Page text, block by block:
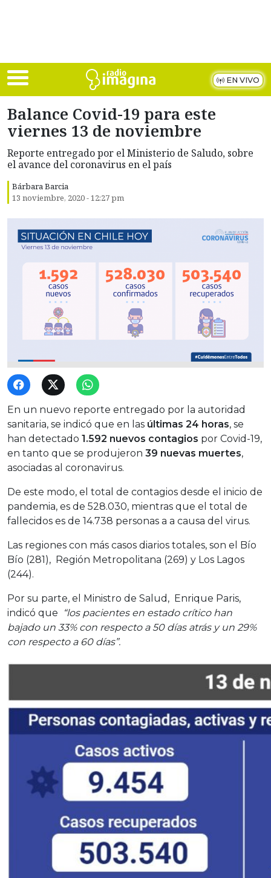
EN VIVO
Balance Covid-19 para este
viernes 13 de noviembre
Reporte entregado por el Ministerio de Saludo, sobre
el avance del coronavirus en el país
Bárbara Barcia
13 noviembre, 2020 - 12:27 pm
En un nuevo reporte entregado por la autoridad
sanitaria, se indicó que en las últimas 24 horas, se
han detectado 1.592 nuevos contagios por Covid-19,
en tanto que se produjeron 39 nuevas muertes,
asociadas al coronavirus.
De este modo, el total de contagios desde el inicio de
pandemia, es de 528.030, mientras que el total de
fallecidos es de 14.738 personas a a causa del virus.
Las regiones con más casos diarios totales, son el Bío
Bío (281), Región Metropolitana (269) y Los Lagos
(244).
Por su parte, el Ministro de Salud, Enrique Paris,
indicó que
“los pacientes en estado crítico han
bajado un 33% con respecto a 50 días atrás y un 29%
con respecto a 60 días”.